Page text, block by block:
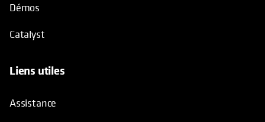
Démos
Catalyst
Liens utiles
Assistance